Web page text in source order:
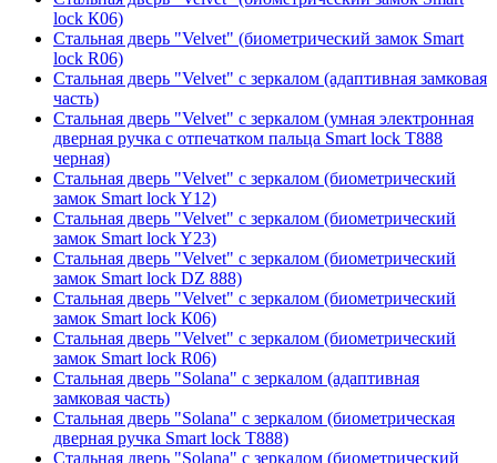
lock К06)
Стальная дверь "Velvet" (биометрический замок Smart
lock R06)
Стальная дверь "Velvet" с зеркалом (адаптивная замковая
часть)
Стальная дверь "Velvet" с зеркалом (умная электронная
дверная ручка с отпечатком пальца Smart lock T888
черная)
Стальная дверь "Velvet" с зеркалом (биометрический
замок Smart lock Y12)
Стальная дверь "Velvet" с зеркалом (биометрический
замок Smart lock Y23)
Стальная дверь "Velvet" с зеркалом (биометрический
замок Smart lock DZ 888)
Стальная дверь "Velvet" с зеркалом (биометрический
замок Smart lock К06)
Стальная дверь "Velvet" с зеркалом (биометрический
замок Smart lock R06)
Стальная дверь "Solana" с зеркалом (адаптивная
замковая часть)
Стальная дверь "Solana" с зеркалом (биометрическая
дверная ручка Smart lock T888)
Стальная дверь "Solana" с зеркалом (биометрический